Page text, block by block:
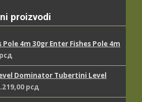
proizvodi
Enter Fishes Pole 4m
рсд
Tubertini Level
рсд